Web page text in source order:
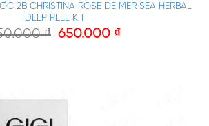
2B CHRISTINA ROSE DE MER SEA HERBAL
DEEP PEEL KIT
₫ 650.000 ₫